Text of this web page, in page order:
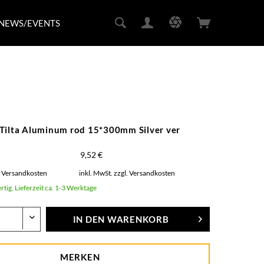
EVENTS
Aluminum rod 15*300mm Silver ver
9,52 €
Versandkosten inkl. MwSt.zzgl. Versandkosten
Lieferzeit ca. 1-3 Werktage
IN DEN WARENKORB
MERKEN